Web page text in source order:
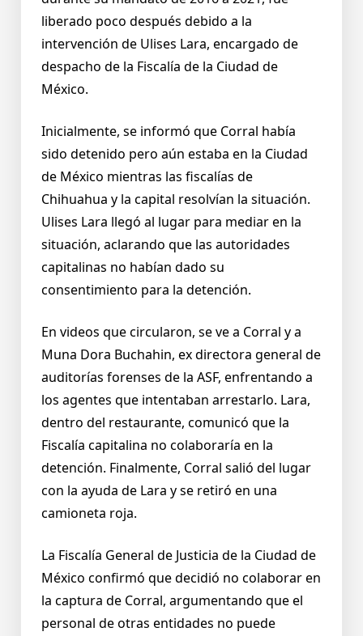
liberado poco después debido a la
intervención de Ulises Lara, encargado de
despacho de la Fiscalía de la Ciudad de
México.
Inicialmente, se informó que Corral había
sido detenido pero aún estaba en la Ciudad
de México mientras las fiscalías de
Chihuahua y la capital resolvían la situación.
Ulises Lara llegó al lugar para mediar en la
situación, aclarando que las autoridades
capitalinas no habían dado su
consentimiento para la detención.
En videos que circularon, se ve a Corral y a
Muna Dora Buchahin, ex directora general de
auditorías forenses de la ASF, enfrentando a
los agentes que intentaban arrestarlo. Lara,
dentro del restaurante, comunicó que la
Fiscalía capitalina no colaboraría en la
detención. Finalmente, Corral salió del lugar
con la ayuda de Lara y se retiró en una
camioneta roja.
La Fiscalía General de Justicia de la Ciudad de
México confirmó que decidió no colaborar en
la captura de Corral, argumentando que el
personal de otras entidades no puede